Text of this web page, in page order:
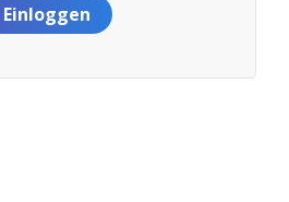
Einloggen